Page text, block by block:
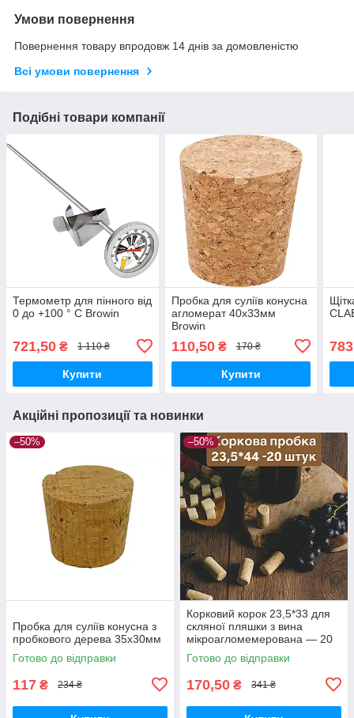
Умови повернення
Повернення товару впродовж 14 днів за домовленістю
Всі умови повернення
Подібні товари компанії
Термометр для пінного від
0 до +100 ° C Browin
721,50 ₴ 1 110 ₴
Купити
Пробка для суліїв конусна
агломерат 40x33мм
Browin
110,50₴ 170 ₴
Купити
Акційні пропозиції та новинки
–50%
Пробка для суліїв конусна з
пробкового дерева 35x30мм
Готово до відправки
117 ₴ 234 ₴
–50%
Корковий корок 23,5*33 для
скляної пляшки з вина
мікроагломемерована — 20
шт.
Готово до відправки
170,50 ₴ 341 ₴